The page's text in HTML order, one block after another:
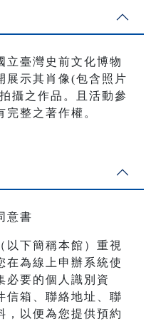
立臺灣史前文化博物
展示其肖像(包含照片
攝之作品。且活動參
整之著作權。
意書
以下簡稱本館）重視
在為線上申辦系統使
必要的個人識別資
信箱、聯絡地址、聯
，以便為您提供預約